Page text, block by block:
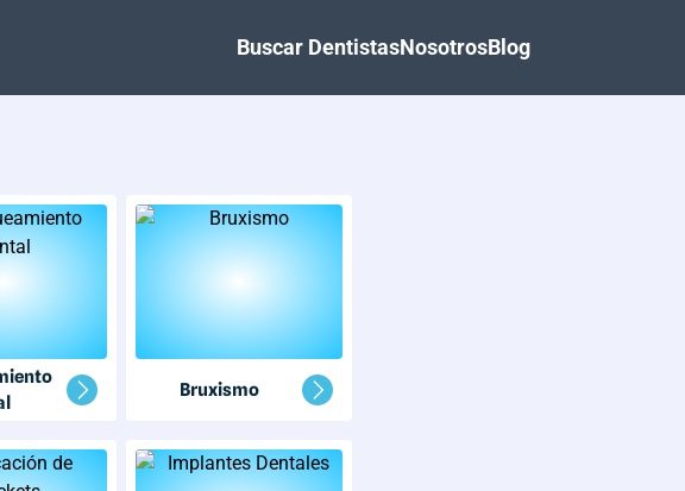
Buscar DentistasNosotrosBlog
Bruxismo